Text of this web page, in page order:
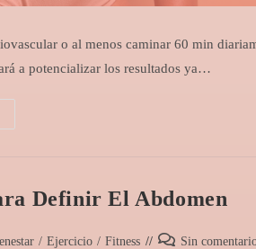
o al menos caminar 60 min
a potencializar los resultados ya…
Definir El Abdomen
/ Ejercicio / Fitness Sin